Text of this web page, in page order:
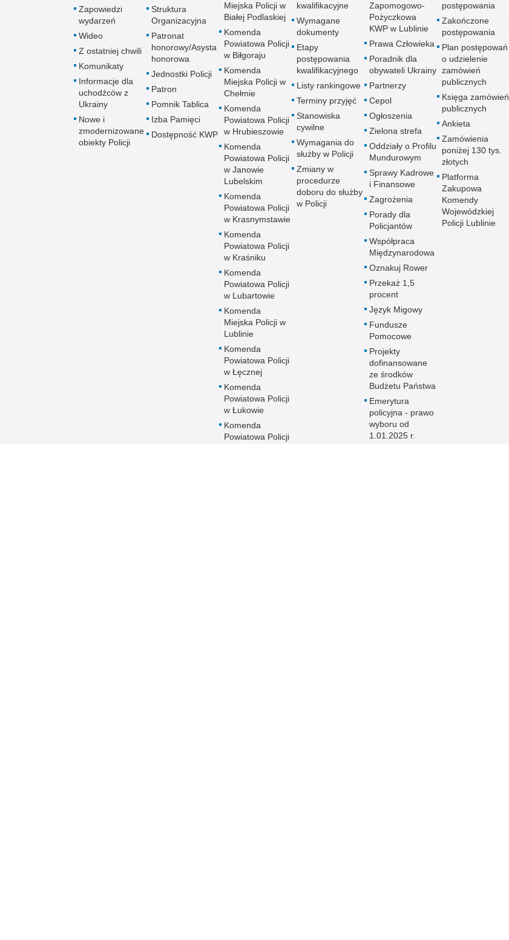
Zapowiedzi
wydarzeń
Wideo
Z ostatniej chwili
Komunikaty
Informacje dla
uchodźców z
Ukrainy
Nowe i
zmodernizowane
obiekty Policji
Struktura
Organizacyjna
Patronat
honorowy/Asysta
honorowa
Jednostki Policji
Patron
Pomnik Tablica
Izba Pamięci
Dostępność KWP
Miejska Policji w
Białej Podlaskiej
Komenda
Powiatowa Policji
w Biłgoraju
Komenda
Miejska Policji w
Chełmie
Komenda
Powiatowa Policji
w Hrubieszowie
Komenda
Powiatowa Policji
w Janowie
Lubelskim
Komenda
Powiatowa Policji
w Krasnymstawie
Komenda
Powiatowa Policji
w Kraśniku
Komenda
Powiatowa Policji
w Lubartowie
Komenda
Miejska Policji w
Lublinie
Komenda
Powiatowa Policji
w Łęcznej
Komenda
Powiatowa Policji
w Łukowie
Komenda
Powiatowa Policji
kwalifikacyjne
Wymagane
dokumenty
Etapy
postępowania
kwalifikacyjnego
Listy rankingowe
Terminy przyjęć
Stanowiska
cywilne
Wymagania do
służby w Policji
Zmiany w
procedurze
doboru do służby
w Policji
Zapomogowo-
Pożyczkowa
KWP w Lublinie
Prawa Człowieka
Poradnik dla
obywateli Ukrainy
Partnerzy
Cepol
Ogłoszenia
Zielona strefa
Oddziały o Profilu
Mundurowym
Sprawy Kadrowe
i Finansowe
Zagrożenia
Porady dla
Policjantów
Współpraca
Międzynarodowa
Oznakuj Rower
Przekaż 1,5
procent
Język Migowy
Fundusze
Pomocowe
Projekty
dofinansowane
ze środków
Budżetu Państwa
Emerytura
policyjna - prawo
wyboru od
1.01.2025 r.
postępowania
Zakończone
postępowania
Plan postępowań
o udzielenie
zamówień
publicznych
Księga zamówień
publicznych
Ankieta
Zamówienia
poniżej 130 tys.
złotych
Platforma
Zakupowa
Komendy
Wojewódzkiej
Policji Lublinie